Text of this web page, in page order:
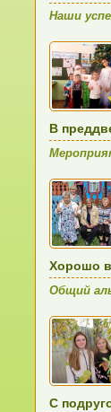
Наши
В
Хорошо
Общий
С